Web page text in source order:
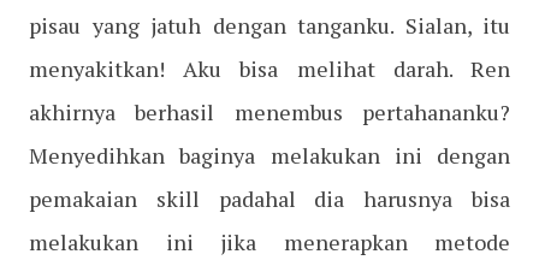
pisau yang jatuh dengan tanganku. Sialan, itu
menyakitkan! Aku bisa melihat darah. Ren
akhirnya berhasil menembus pertahananku?
Menyedihkan baginya melakukan ini dengan
pemakaian skill padahal dia harusnya bisa
melakukan ini jika menerapkan metode